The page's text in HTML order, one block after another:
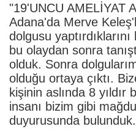
"19'UNCU AMELİYAT
Adana'da Merve
dolgusu
bu olaydan sonra
olduk. Sonra
olduğu ortaya çıktı.
kişinin aslında 8 yıldır
insanı bizim gibi
duyurusunda